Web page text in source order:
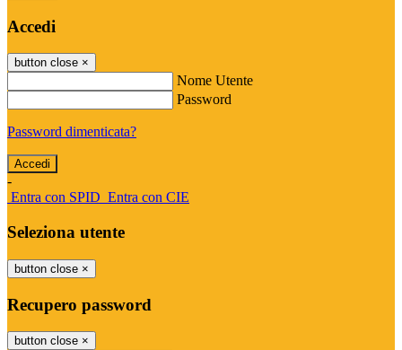
Accedi
button close ×
Nome Utente
Password
Password dimenticata?
-
Entra con SPID Entra con CIE
Seleziona utente
button close ×
Recupero password
button close ×